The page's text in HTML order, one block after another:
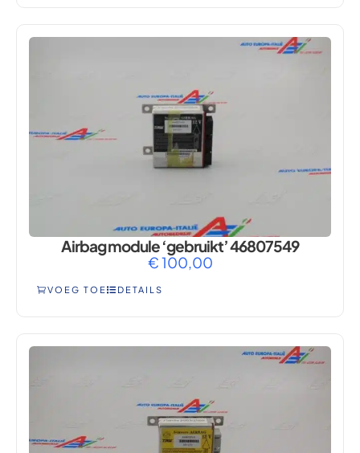
Airbag module ‘gebruikt’ 46807549
€100,00
VOEG TOE DETAILS